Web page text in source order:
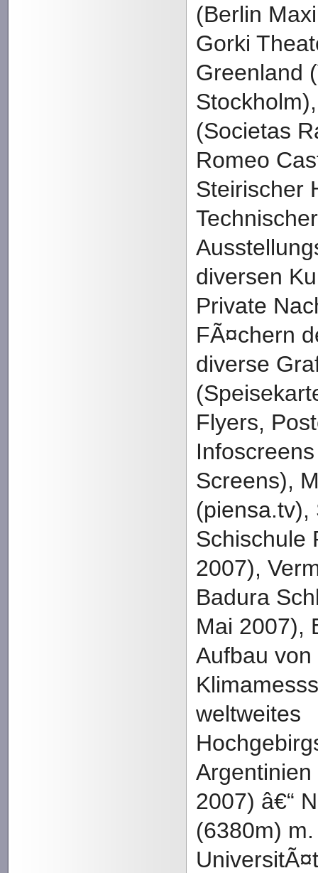
(Berlin
Gorki
Greenland
(Societas
Romeo
Steirischer
Technischer
diversen
Private
FÃ¤chern
diverse
Flyers,
Screens),
(piensa.tv),
Schischule
2007),
Badura
Mai 2007),
Aufbau von
weltweites
Argentinien
2007) â€“
(6380m)